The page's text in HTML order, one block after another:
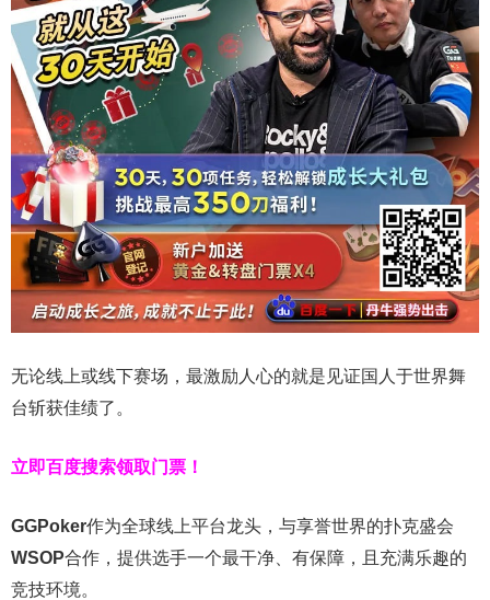
无论线上或线下赛场，最激励人心的就是见证国人于世界舞
台斩获佳绩了。
立即百度搜索领取门票！
GGPoker作为全球线上平台龙头，与享誉世界的扑克盛会
WSOP合作，提供选手一个最干净、有保障，且充满乐趣的
竞技环境。